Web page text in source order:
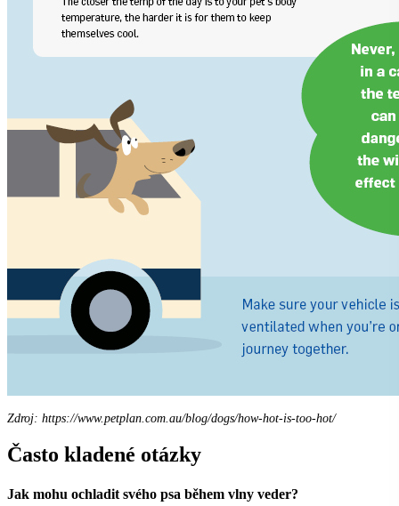
Zdroj: https://www.petplan.com.au/blog/dogs/how-hot-is-too-hot/
Často kladené otázky
Jak mohu ochladit svého psa během vlny veder?